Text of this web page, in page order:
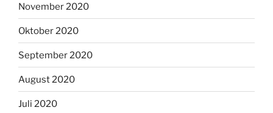
November 2020
Oktober 2020
September 2020
August 2020
Juli 2020